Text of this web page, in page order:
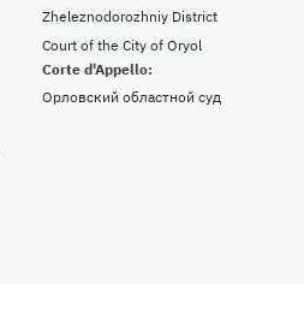
Zheleznodorozhniy District
Court of the City of Oryol
Corte d'Appello:
Орловский областной суд